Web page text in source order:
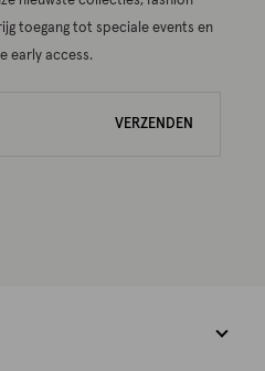
toegang tot speciale events en
early access.
VERZENDEN